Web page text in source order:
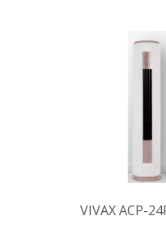
VIVAX ACP-
ВО
Додај во